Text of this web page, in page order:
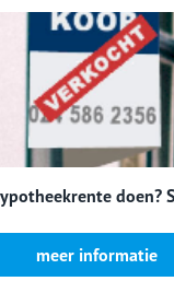
doen?
meer informatie